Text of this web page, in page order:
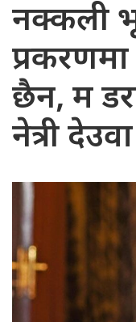
नक्कली
छैन, म
नेत्री देउवा